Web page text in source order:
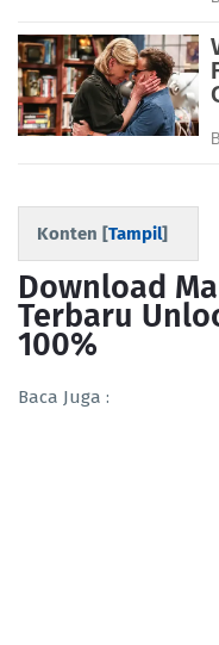
Konten [Tampil]
Download
Terbaru
100%
Baca Juga :